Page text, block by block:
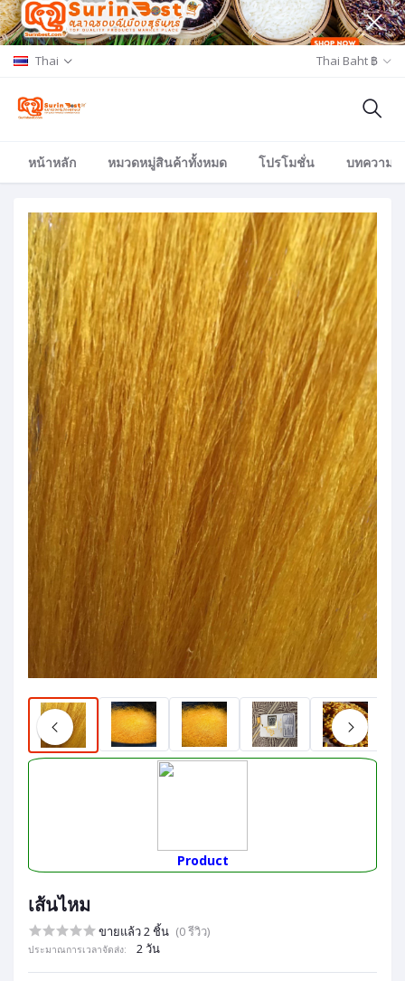
Thai Thai Baht ฿
หน้าหลัก หมวดหมู่สินค้าทั้งหมด โปรโมชั่น บทความ/
Product
เส้นไหม
ขายแล้ว 2 ชิ้น (0 รีวิว)
ประมาณการเวลาจัดส่ง: 2 วัน